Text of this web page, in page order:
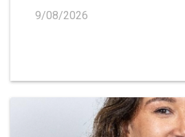
9/08/2026